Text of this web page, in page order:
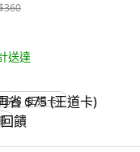
送達
$75 (王道卡)